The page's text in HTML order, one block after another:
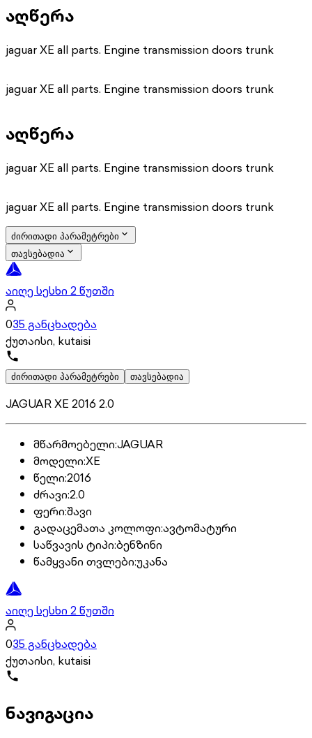
აღწერა
jaguar XE all parts. Engine transmission doors trunk
jaguar XE all parts. Engine transmission doors trunk
აღწერა
jaguar XE all parts. Engine transmission doors trunk
jaguar XE all parts. Engine transmission doors trunk
ძირითადი პარამეტრები
თავსებადია
აიღე სესხი 2 წუთში
035 განცხადება
ქუთაისი, kutaisi
ძირითადი პარამეტრები თავსებადია
JAGUAR XE 2016 2.0
მწარმოებელი:JAGUAR
მოდელი:XE
წელი:2016
ძრავი:2.0
ფერი:შავი
გადაცემათა კოლოფი:ავტომატური
საწვავის ტიპი:ბენზინი
წამყვანი თვლები:უკანა
აიღე სესხი 2 წუთში
035 განცხადება
ქუთაისი, kutaisi
ნავიგაცია